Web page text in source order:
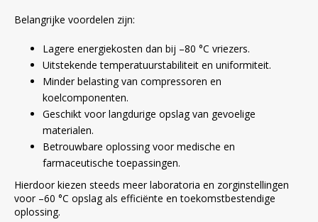
Belangrijke voordelen zijn:
Lagere energiekosten dan bij –80 °C vriezers.
Uitstekende temperatuurstabiliteit en uniformiteit.
Minder belasting van compressoren en
koelcomponenten.
Geschikt voor langdurige opslag van gevoelige
materialen.
Betrouwbare oplossing voor medische en
farmaceutische toepassingen.
Hierdoor kiezen steeds meer laboratoria en zorginstellingen
voor –60 °C opslag als efficiënte en toekomstbestendige
oplossing.